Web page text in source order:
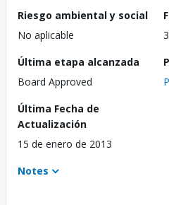
Riesgo ambiental y social
No aplicable
Última etapa alcanzada
Board Approved
Última Fecha de
Actualización
15 de enero de 2013
Notes